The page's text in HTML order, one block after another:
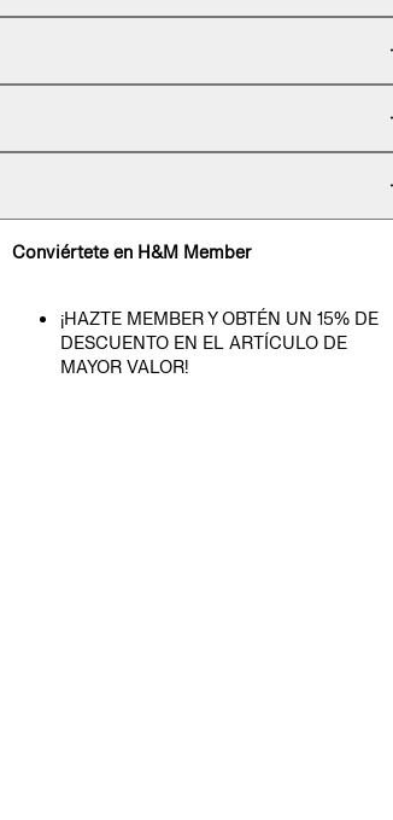
Conviértete en H&M Member
¡HAZTE MEMBER Y OBTÉN UN 15% DE
DESCUENTO EN EL ARTÍCULO DE
MAYOR VALOR!